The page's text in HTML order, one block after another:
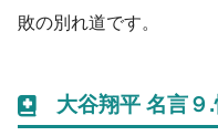
敗の別れ道です。
大谷翔平 名言９